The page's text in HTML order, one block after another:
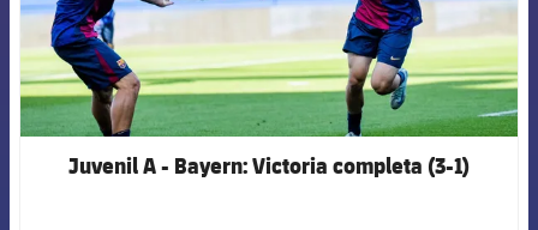
Juvenil A - Bayern: Victoria completa (3-1)